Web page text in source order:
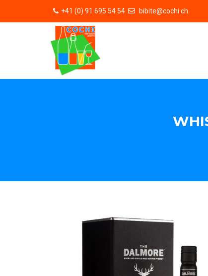
+41 (0) 91 695 54 54 bibite@cochi.ch